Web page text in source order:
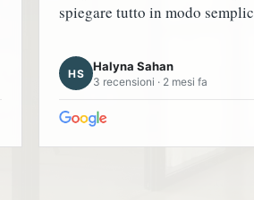
spiegare tutto in modo
HS
Halyna Sahan
3 recensioni · 2 mesi fa